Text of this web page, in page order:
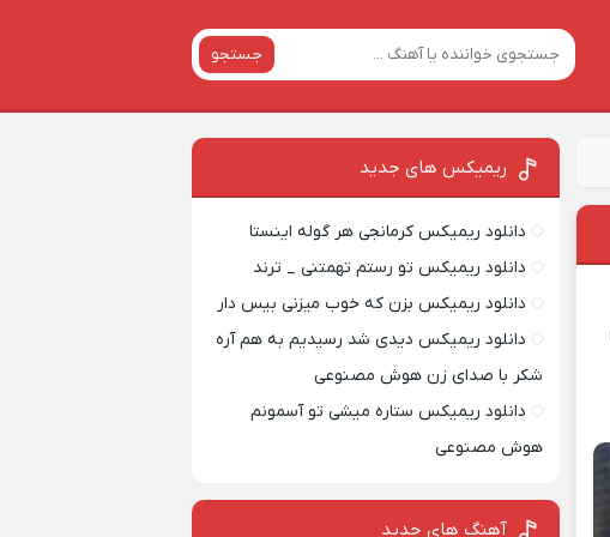
جستجو
ریمیکس‌ های جدید
دانلود ریمیکس کرمانجی هر گوله اینستا
دانلود ریمیکس تو رستم تهمتنی _ ترند
دانلود ریمیکس بزن که خوب میزنی بیس دار
دانلود ریمیکس دیدی شد رسیدیم به هم آره
شکر با صدای زن هوش مصنوعی
دانلود ریمیکس ستاره میشی تو آسمونم
هوش مصنوعی
آهنگ های جدید